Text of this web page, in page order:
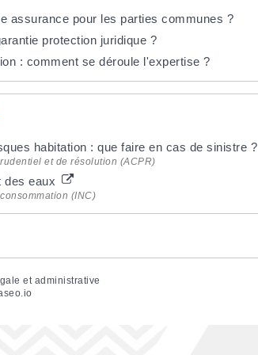
assurance pour les parties communes ?
protection juridique ?
: comment se déroule l'expertise ?
habitation : que faire en cas de sinistre ?
et de résolution (ACPR)
des eaux
(INC)
et administrative